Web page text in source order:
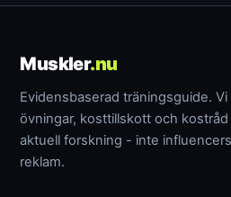
Muskler.nu
Evidensbaserad träningsguide. Vi
övningar, kosttillskott och kostråd
aktuell forskning - inte
reklam.